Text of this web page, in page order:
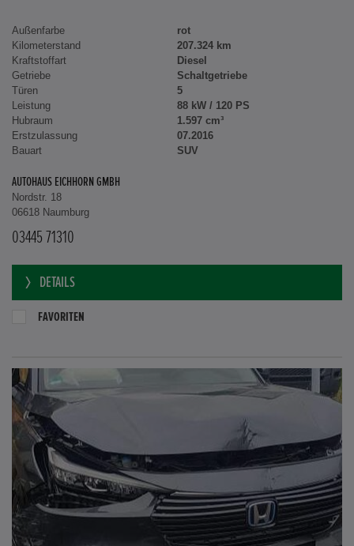
Außenfarbe
rot
Kilometerstand
207.324 km
Kraftstoffart
Diesel
Getriebe
Schaltgetriebe
Türen
5
Leistung
88 kW / 120 PS
Hubraum
1.597 cm³
Erstzulassung
07.2016
Bauart
SUV
AUTOHAUS EICHHORN GMBH
Nordstr. 18
06618 Naumburg
03445 71310
DETAILS
FAVORITEN